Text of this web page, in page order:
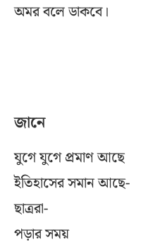
অমর বলে ডাকবে।
জানে
যুগে যুগে প্রমাণ আছে
ইতিহাসের সমান আছে-
ছাত্ররা-
পড়ার সময়